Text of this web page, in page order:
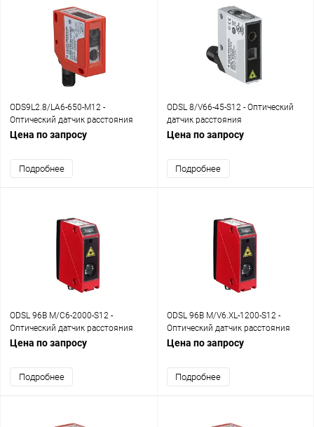
ODS9L2.8/LA6-650-M12 -
Оптический датчик расстояния
Цена по запросу
Подробнее
ODSL 8/V66-45-S12 - Оптический
датчик расстояния
Цена по запросу
Подробнее
ODSL 96B M/C6-2000-S12 -
Оптический датчик расстояния
Цена по запросу
Подробнее
ODSL 96B M/V6.XL-1200-S12 -
Оптический датчик расстояния
Цена по запросу
Подробнее